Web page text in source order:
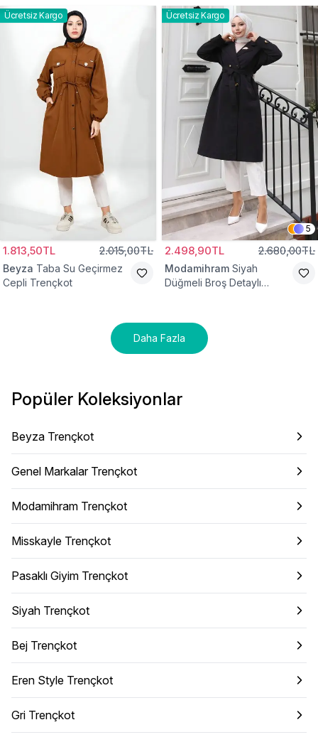
Ücretsiz Kargo
1.813,50TL 2.015,00TL
Beyza Taba Su Geçirmez
Cepli Trençkot
Ücretsiz Kargo
5
2.498,90TL 2.680,00TL
Modamihram Siyah
Düğmeli Broş Detaylı
Daha Fazla
Popüler Koleksiyonlar
Beyza Trençkot
Genel Markalar Trençkot
Modamihram Trençkot
Misskayle Trençkot
Pasaklı Giyim Trençkot
Siyah Trençkot
Bej Trençkot
Eren Style Trençkot
Gri Trençkot